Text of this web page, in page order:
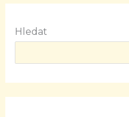
Hledat